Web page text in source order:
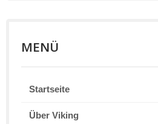
MENÜ
Startseite
Über Viking